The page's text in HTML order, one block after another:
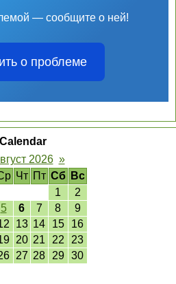
— сообщите о ней!
о проблеме
Calendar
2026 »
Чт Пт Сб
Вс
1
2
5 6 7 8
9
13 14 15
16
20 21 22
23
27 28 29
30